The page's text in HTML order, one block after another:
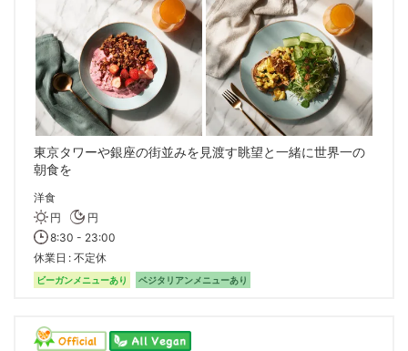
東京タワーや銀座の街並みを見渡す眺望と一緒に世界一の
朝食を
洋食
円
円
8:30 - 23:00
休業日
不定休
ビーガンメニューあり ベジタリアンメニューあり